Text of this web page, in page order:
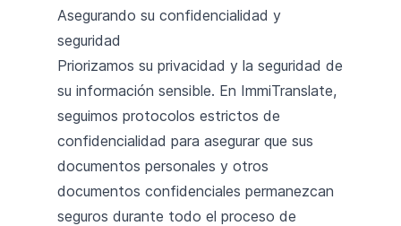
Asegurando su confidencialidad y
seguridad
Priorizamos su privacidad y la seguridad de
su información sensible. En ImmiTranslate,
seguimos protocolos estrictos de
confidencialidad para asegurar que sus
documentos personales y otros
documentos confidenciales permanezcan
seguros durante todo el proceso de